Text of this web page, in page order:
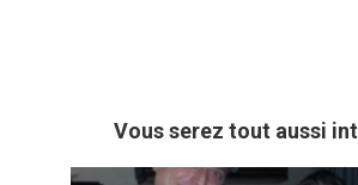
Vous serez tout aussi